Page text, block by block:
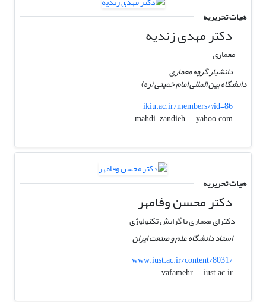
هیات تحریریه
دکتر مهدی زندیه
معماری
دانشیار گروه معماری
دانشگاه بین المللی امام خمینی (ره)
ikiu.ac.ir/members/?id=86
mahdi_zandieh
yahoo.com
هیات تحریریه
دکتر محسن وفامهر
دکترای معماری با گرایش تکنولوژی
استاد دانشگاه علم و صنعت ایران
www.iust.ac.ir/content/8031/
vafamehr
iust.ac.ir